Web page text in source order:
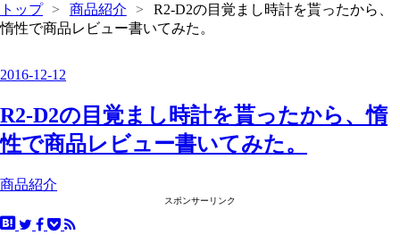
トップ
> 商品紹介 >
R2-D2の目覚まし時計を貰ったから、
惰性で商品レビュー書いてみた。
2016-12-12
R2-D2の目覚まし時計を貰ったから、惰
性で商品レビュー書いてみた。
商品紹介
スポンサーリンク